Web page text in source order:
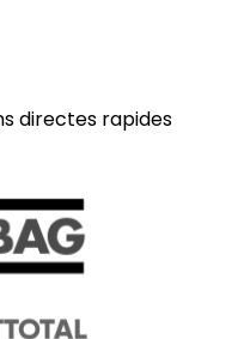
directes rapides